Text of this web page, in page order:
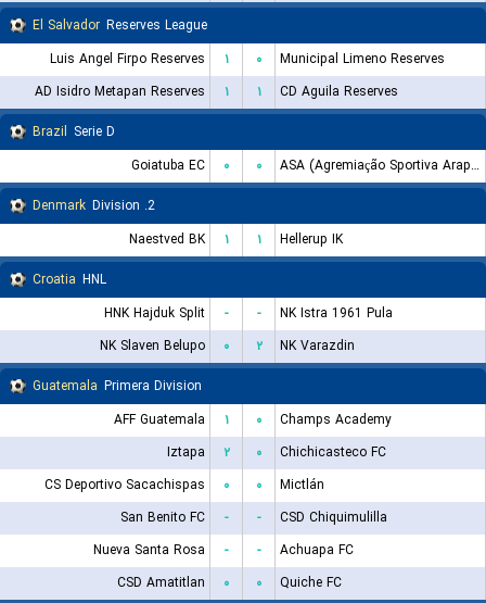
El Salvador Reserves League
Luis Angel Firpo Reserves
۱ ۰
Municipal Limeno Reserves
AD Isidro Metapan Reserves
۱ ۱
CD Aguila Reserves
Brazil Serie D
Goiatuba EC
۰ ۰
ASA (Agremiação Sportiva Arapiraquense)
Denmark
2. Division
Naestved BK
۱ ۱
Hellerup IK
Croatia HNL
HNK Hajduk Split
- -
NK Istra 1961 Pula
NK Slaven Belupo
۰ ۲
NK Varazdin
Guatemala Primera Division
AFF Guatemala
۱ ۰
Champs Academy
Iztapa
۲ ۰
Chichicasteco FC
CS Deportivo Sacachispas
۰ ۰
Mictlán
San Benito FC
- -
CSD Chiquimulilla
Nueva Santa Rosa
- -
Achuapa FC
CSD Amatitlan
۰ ۰
Quiche FC